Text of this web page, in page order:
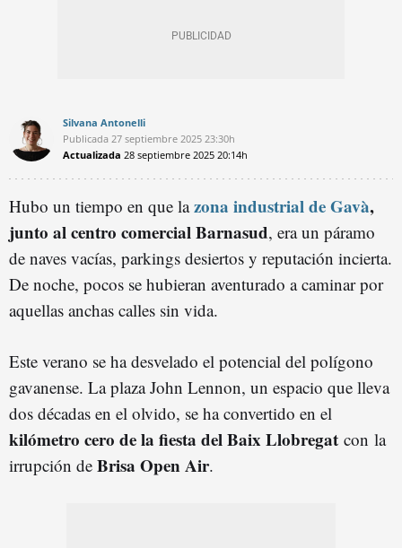
Silvana Antonelli
Publicada 27 septiembre 2025 23:30h
Actualizada 28 septiembre 2025 20:14h
Hubo un tiempo en que lazona industrial de Gavà,
junto al centro comercial Barnasud, era un páramo
de naves vacías, parkings desiertos y reputación incierta.
De noche, pocos se hubieran aventurado a caminar por
aquellas anchas calles sin vida.
Este verano se ha desvelado el potencial del polígono
gavanense. La plaza John Lennon, un espacio que lleva
dos décadas en el olvido, se ha convertido en el
kilómetro cero de la fiesta del Baix Llobregat con la
irrupción de Brisa Open Air.